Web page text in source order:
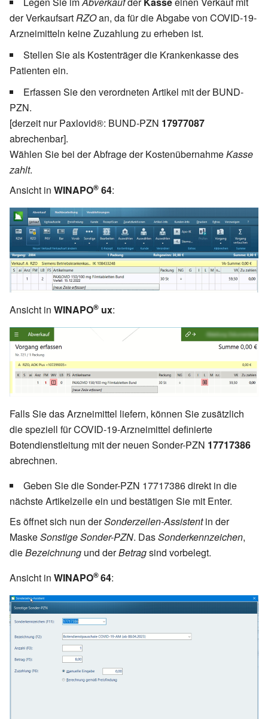
der Verkaufsart RZOan, da für die Abgabe von COVID-19-
Arzneimitteln keine Zuzahlung zu erheben ist.
Stellen Sie als Kostenträger die Krankenkasse des
Patienten ein.
Erfassen Sie den verordneten Artikel mit der BUND-
PZN.
[derzeit nur Paxlovid®: BUND-PZN 17977087
abrechenbar].
Wählen Sie bei der Abfrage der KostenübernahmeKasse
zahlt.
Ansicht in WINAPO® 64:
Ansicht in WINAPO® ux:
Falls Sie das Arzneimittel liefern, können Sie zusätzlich
die speziell für COVID-19-Arzneimittel definierte
Botendienstleitung mit der neuen Sonder-PZN 17717386
abrechnen.
Geben Sie die Sonder-PZN 17717386 direkt in die
nächste Artikelzeile ein und bestätigen Sie mit Enter.
Es öffnet sich nun derSonderzeilen-Assistentin der
MaskeSonstige Sonder-PZN. DasSonderkennzeichen,
dieBezeichnung und derBetragsind vorbelegt.
Ansicht in WINAPO®64: